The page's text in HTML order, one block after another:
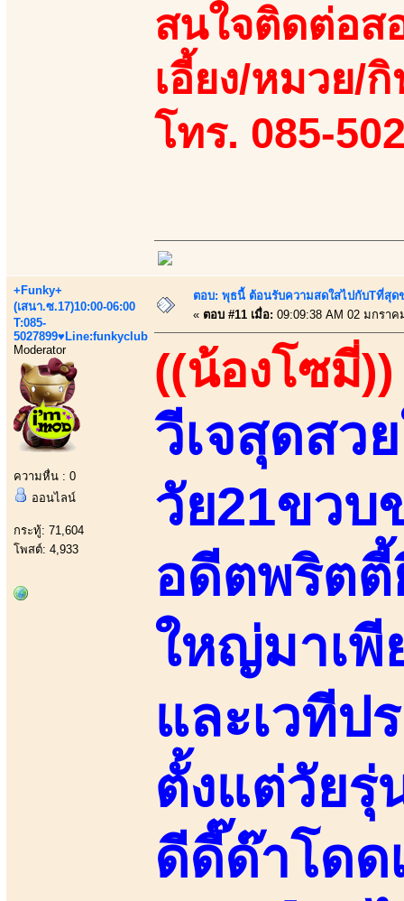
สนใจติดต่อส
เอี้ยง/หมวย/
โทร. 085-
+Funky+
(เสนา.ซ.17)10:00-06:00
T:085-
5027899♥Line:funkyclub
Moderator
ความหื่น : 0
ออนไลน์
กระทู้: 71,604
โพสต์: 4,933
ตอบ: พุธนี้ ต้อนรับความสดใสไปกับTที่สุด
« ตอบ #11 เมื่อ: 09:09:38 AM 02 มกราค
((น้องโซมี่))
วีเจสุดสว
วัย21ขว
อดีตพริต
ใหญ่มาเพี
และเวทีป
ตั้งแต่วัยรุ่
ดีดี๊ด๊าโดด